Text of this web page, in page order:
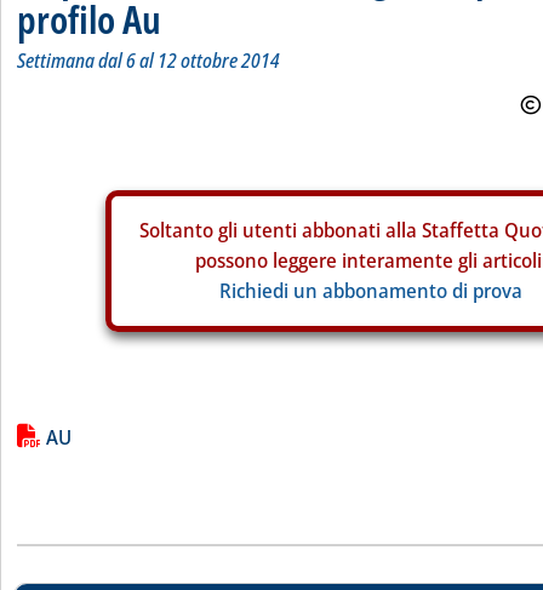
profilo Au
Settimana dal 6 al 12 ottobre 2014
Soltanto gli utenti abbonati alla Staffetta
possono leggere interamente gli
Richiedi un abbonamento di prova
Lista allegati PDF alla notizia
AU